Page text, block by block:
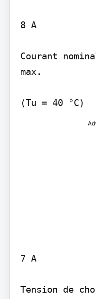
8 A
Courant
max.
7 A
Tension de